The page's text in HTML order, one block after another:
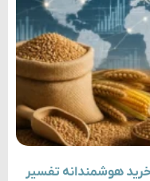
هوشمندانه تفسیر